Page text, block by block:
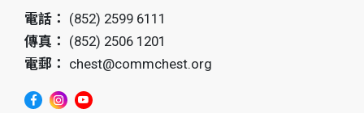
電話： (852) 2599 6111
傳真： (852) 2506 1201
電郵： chest@commchest.org